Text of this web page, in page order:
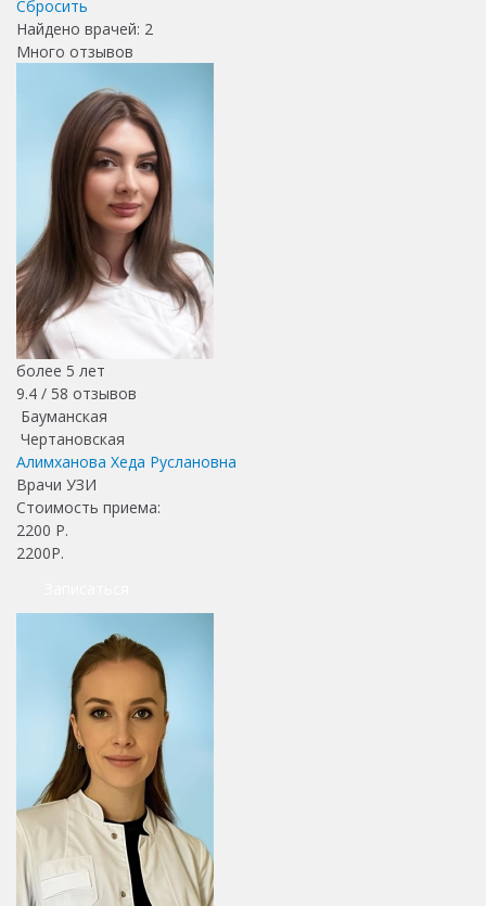
Сбросить
Найдено врачей: 2
Много отзывов
более 5 лет
9.4 / 58 отзывов
Бауманская
Чертановская
Алимханова Хеда Руслановна
Врачи УЗИ
Стоимость приема:
2200 Р.
2200Р.